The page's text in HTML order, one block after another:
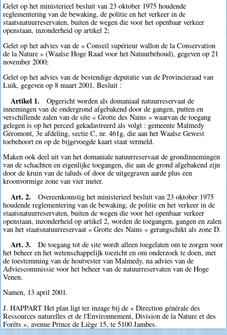
Gelet op het ministerieel besluit van 23 oktober 1975 houdende
reglementering van de bewaking, de politie en het verkeer in de
staatsnatuurreservaten, buiten de wegen die voor het openbaar verkeer
openstaan, inzonderheid op artikel 2;
Gelet op het advies van de « Conseil supérieur wallon de la Conservation
de la Nature » (Waalse Hoge Raad voor het Natuurbehoud), gegeven op 21
november 2000;
Gelet op het advies van de bestendige deputatie van de Provincieraad van
Luik, gegeven op 8 maart 2001, Besluit :
Artikel 1.
Opgericht worden als domaniaal natuurreservaat de
innemingen van de ondergrond afgebakend door de gangen, putten en
verschillende zalen van de site « Grotte des Nains » waarvan de toegang
gelegen is op het perceel gekadastreerd als volgt : gemeente Malmedy
Géromont, 3e afdeling, sectie C, nr. 461g, die aan het Waalse Gewest
toebehoort en op de bijgevoegde kaart staat vermeld.
Maken ook deel uit van het domaniale natuurreservaat de grondinnemingen
van de schachten en eigenlijke toegangen, die aan de grond afgebakend zijn
door de kruin van de taluds of door de uitgegraven aarde plus een
kroonvormige zone van vier meter.
Art. 2.
Overeenkomstig het ministerieel besluit van 23 oktober 1975
houdende reglementering van de bewaking, de politie en het verkeer in de
staatsnatuurreservaten, buiten de wegen die voor het openbaar verkeer
openstaan, inzonderheid op artikel 2, worden de toegangen, gangen en zalen
van het staatsnatuurreservaat « Grotte des Nains » gerangschikt als zone D.
Art. 3.
De toegang tot de site wordt alleen toegelaten om te zorgen voor
het beheer en het wetenschappelijk toezicht en om onderzoek te doen, met
de toestemming van de houtvester van Malmedy, na advies van de
Adviescommissie voor het beheer van de natuurreservaten van de Hoge
Venen.
Namen, 13 april 2001.
J. HAPPART Het plan ligt ter inzage bij de « Direction générale des
Ressources naturelles et de l'Environnement, Division de la Nature et des
Forêts », avenue Prince de Liège 15, te 5100 Jambes.